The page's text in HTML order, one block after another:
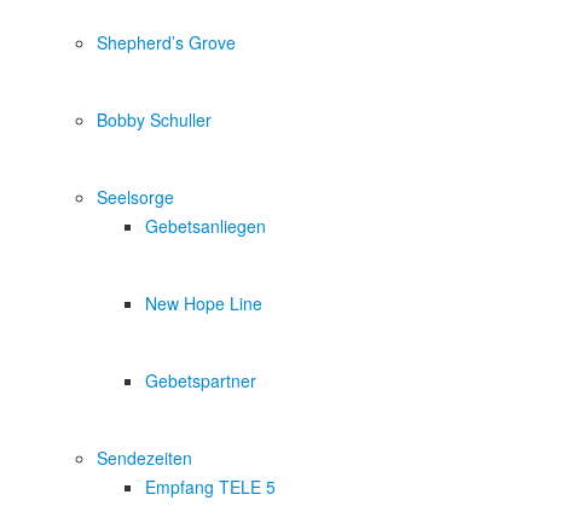
Shepherd’s Grove
Bobby Schuller
Seelsorge
Gebetsanliegen
New Hope Line
Gebetspartner
Sendezeiten
Empfang TELE 5